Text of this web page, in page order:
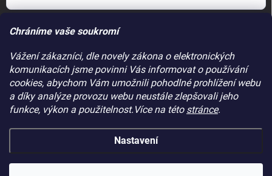
Chráníme vaše soukromí
Vážení zákazníci, dle novely zákona o elektronických
komunikacích jsme povinni Vás informovat o používání
cookies, abychom Vám umožnili pohodlné prohlížení webu
a díky analýze provozu webu neustále zlepšovali jeho
funkce, výkon a použitelnost.Více na této stránce.
Nastavení
Vložením e-mailu souhlasíte spodmínkami ochrany osobních údajů
PŘIJÍMÁME ONLINE PLATBY